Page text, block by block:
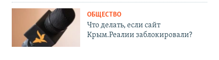
ОБЩЕСТВО
Что делать, если сайт
Крым.Реалии заблокировали?